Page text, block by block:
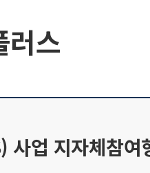
러스
사업 지자체참